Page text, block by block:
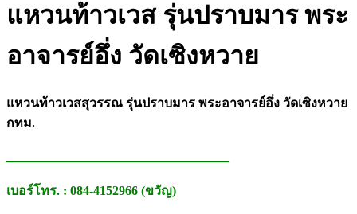
แหวนท้าวเวส รุ่นปราบมาร พระ
อาจารย์อึ่ง วัดเซิงหวาย
แหวนท้าวเวสสุวรรณ รุ่นปราบมาร พระอาจารย์อึ่ง วัดเซิงหวาย
กทม.
เบอร์โทร. : 084-4152966 (ขวัญ)